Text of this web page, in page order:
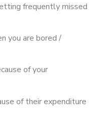
frequently missed
you are bored /
of your
of their expenditure